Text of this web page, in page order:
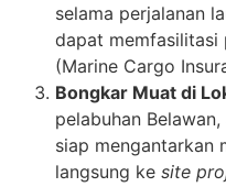
selama perjalanan
dapat memfasilitasi
(Marine Cargo
Bongkar Muat di
pelabuhan
siap mengantarkan
langsung ke site